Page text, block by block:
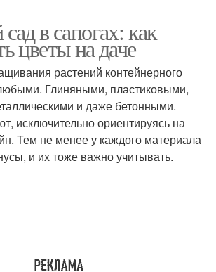
в сапогах: как
цветы на даче
растений контейнерного
Глиняными, пластиковыми,
и даже бетонными.
исключительно ориентируясь на
Тем не менее у каждого материала
и их тоже важно учитывать.